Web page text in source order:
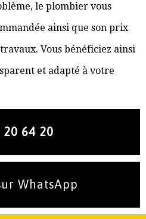
le plombier vous
ainsi que son prix
Vous bénéficiez ainsi
et adapté à votre
20 64 20
WhatsApp